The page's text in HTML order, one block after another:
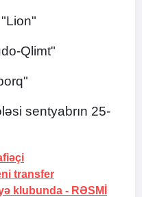
Qlimt"
sentyabrın 25-
transfer
klubunda - RƏSMİ